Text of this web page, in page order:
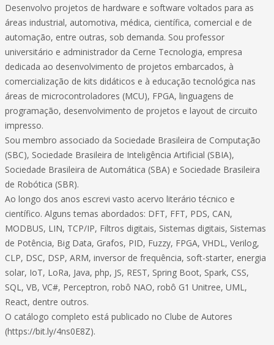
Desenvolvo projetos de hardware e software voltados para as
áreas industrial, automotiva, médica, científica, comercial e de
automação, entre outras, sob demanda. Sou professor
universitário e administrador da Cerne Tecnologia, empresa
dedicada ao desenvolvimento de projetos embarcados, à
comercialização de kits didáticos e à educação tecnológica nas
áreas de microcontroladores (MCU), FPGA, linguagens de
programação, desenvolvimento de projetos e layout de circuito
impresso.
Sou membro associado da Sociedade Brasileira de Computação
(SBC), Sociedade Brasileira de Inteligência Artificial (SBIA),
Sociedade Brasileira de Automática (SBA) e Sociedade Brasileira
de Robótica (SBR).
Ao longo dos anos escrevi vasto acervo literário técnico e
científico. Alguns temas abordados: DFT, FFT, PDS, CAN,
MODBUS, LIN, TCP/IP, Filtros digitais, Sistemas digitais, Sistemas
de Potência, Big Data, Grafos, PID, Fuzzy, FPGA, VHDL, Verilog,
CLP, DSC, DSP, ARM, inversor de frequência, soft-starter, energia
solar, IoT, LoRa, Java, php, JS, REST, Spring Boot, Spark, CSS,
SQL, VB, VC#, Perceptron, robô NAO, robô G1 Unitree, UML,
React, dentre outros.
O catálogo completo está publicado no Clube de Autores
(https://bit.ly/4ns0E8Z).